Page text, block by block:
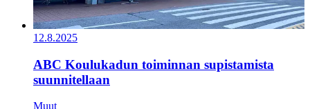
12.8.2025
ABC Koulukadun toiminnan supistamista
suunnitellaan
Muut